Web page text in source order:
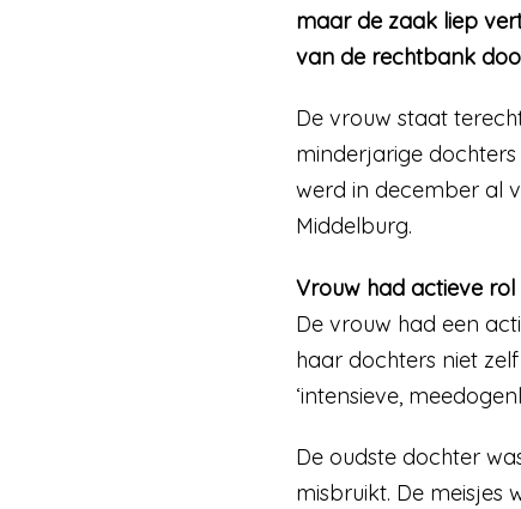
maar de zaak liep
van de rechtbank
De vrouw staat
minderjarige
werd in december al
Middelburg.
Vrouw had actieve rol
De vrouw had een
haar dochters niet
‘intensieve,
De oudste dochter
misbruikt. De meisjes